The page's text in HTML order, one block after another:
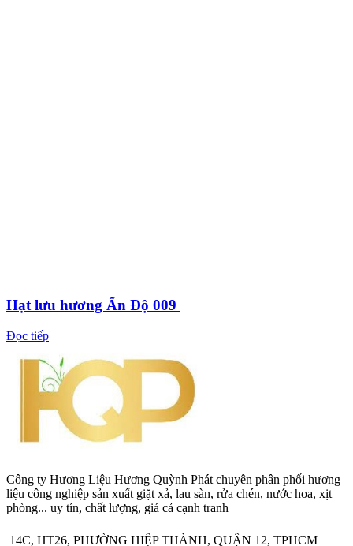
Hạt lưu hương Ấn Độ 009
Đọc tiếp
Công ty Hương Liệu Hương Quỳnh Phát chuyên phân phối hương
liệu công nghiệp sản xuất giặt xả, lau sàn, rửa chén, nước hoa, xịt
phòng... uy tín, chất lượng, giá cả cạnh tranh
14C, HT26, PHƯỜNG HIỆP THÀNH, QUẬN 12, TPHCM